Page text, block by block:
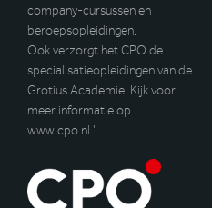
company-cursussen en
beroepsopleidingen.
Ook verzorgt het CPO de
specialisatieopleidingen van de
Grotius Academie. Kijk voor
meer informatie op
www.cpo.nl.’